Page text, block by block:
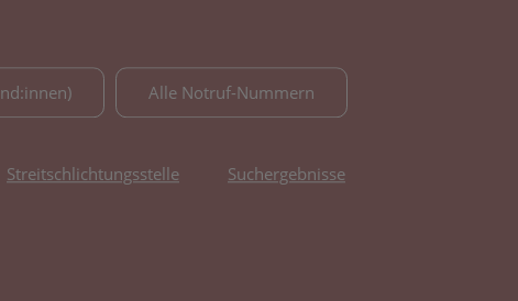
Alle Notruf-Nummern
Streitschlichtungsstelle Suchergebnisse